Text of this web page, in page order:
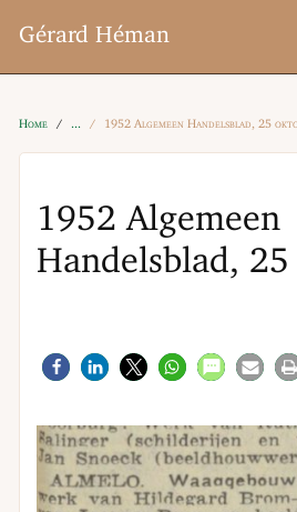
Gérard Héman
Home 1952 Algemeen Handelsblad, 25
1952 Algemeen
Handelsblad,